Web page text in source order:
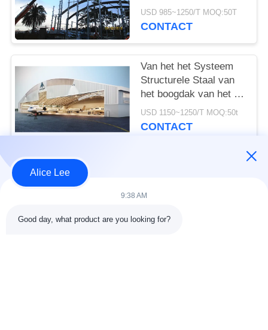
Structural Steel Q355B
Rang
USD 985~1250/T MOQ:50T
CONTACT
Van het het Systeem
Structurele Staal van
het boogdak van het de
Hangerproject
Geprefabriceerde de
USD 1150~1250/T MOQ:50t
CONTACT
populaire categorieën
de bouw van de
De Workshop van de
Alice Lee
9:38 AM
Good day, what product are you looking for?